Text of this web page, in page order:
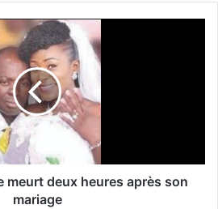
meurt deux heures après son
mariage